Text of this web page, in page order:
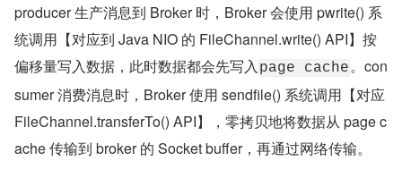
producer 生产消息到 Broker 时，Broker 会使用 pwrite() 系
统调用【对应到 Java NIO 的 FileChannel.write() API】按
偏移量写入数据，此时数据都会先写入 page cache。con
sumer 消费消息时，Broker 使用 sendfile() 系统调用【对应
FileChannel.transferTo() API】，零拷贝地将数据从 page c
ache 传输到 broker 的 Socket buffer，再通过网络传输。